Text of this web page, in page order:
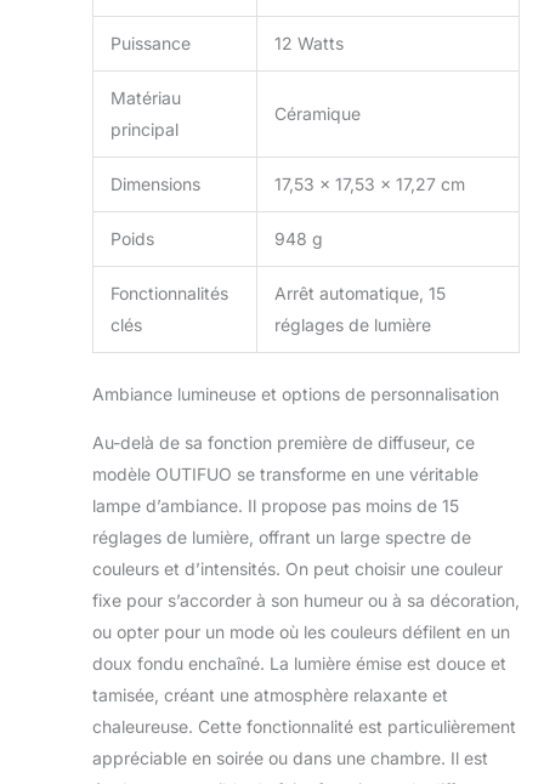
Puissance 12 Watts
Matériau
principal
Céramique
Dimensions 17,53 x 17,53 x 17,27 cm
Poids 948 g
Fonctionnalités
clés
Arrêt automatique, 15
réglages de lumière
Ambiance lumineuse et options de personnalisation
Au-delà de sa fonction première de diffuseur, ce
modèle OUTIFUO se transforme en une véritable
lampe d’ambiance. Il propose pas moins de 15
réglages de lumière, offrant un large spectre de
couleurs et d’intensités. On peut choisir une couleur
fixe pour s’accorder à son humeur ou à sa décoration,
ou opter pour un mode où les couleurs défilent en un
doux fondu enchaîné. La lumière émise est douce et
tamisée, créant une atmosphère relaxante et
chaleureuse. Cette fonctionnalité est particulièrement
appréciable en soirée ou dans une chambre. Il est